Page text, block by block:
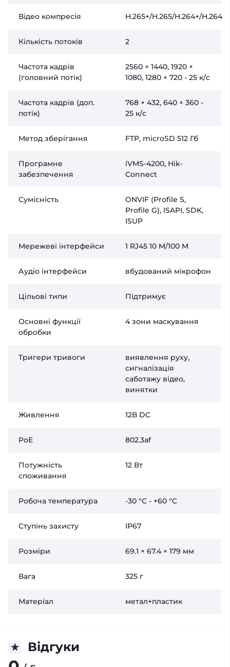
Відео компресія H.265+/H.265/H.264+/H.264
Кількість потоків 2
Частота кадрів
(головний потік)
2560 × 1440, 1920 ×
1080, 1280 × 720 - 25 к/с
Частота кадрів (доп.
потік)
768 × 432, 640 × 360 -
25 к/с
Метод зберігання FTP, microSD 512 Гб
Програмне
забезпечення
iVMS-4200, Hik-
Connect
Сумісність
ONVIF (Profile S,
Profile G), ISAPI, SDK,
ISUP
Мережеві інтерфейси 1 RJ45 10 M/100 M
Аудіо інтерфейси вбудований мікрофон
Цільові типи Підтримує
Основні функції
обробки
4 зони маскування
Тригери тривоги
виявлення руху,
сигналізація
саботажу відео,
винятки
Живлення 12В DC
PoE 802.3af
Потужність
споживання
12 Вт
Робоча температура -30 °C - +60 °C
Ступінь захисту IP67
Розміри 69.1 × 67.4 × 179 мм
Вага 325 г
Матеріал метал+пластик
Відгуки